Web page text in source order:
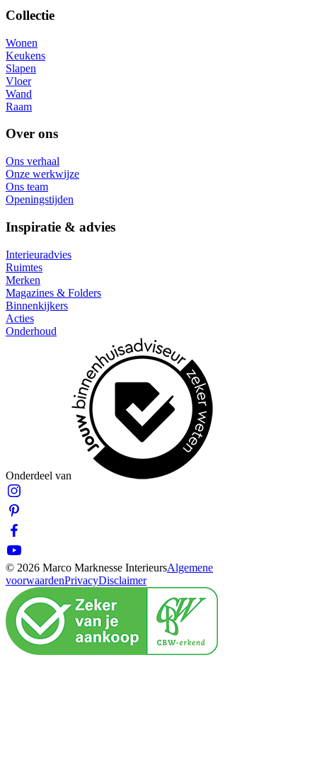
Collectie
Wonen
Keukens
Slapen
Vloer
Wand
Raam
Over ons
Ons verhaal
Onze werkwijze
Ons team
Openingstijden
Inspiratie & advies
Interieuradvies
Ruimtes
Merken
Magazines & Folders
Binnenkijkers
Acties
Onderhoud
Onderdeel van
© 2026 Marco Marknesse InterieursAlgemene
voorwaardenPrivacyDisclaimer